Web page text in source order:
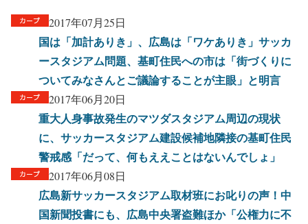
2017年07月25日
国は「加計ありき」、広島は「ワケありき」サッカ
ースタジアム問題、基町住民への市は「街づくりに
ついてみなさんとご議論することが主眼」と明言
2017年06月20日
重大人身事故発生のマツダスタジアム周辺の現状
に、サッカースタジアム建設候補地隣接の基町住民
警戒感「だって、何もええことはないんでしょ」
2017年06月08日
広島新サッカースタジアム取材班にお叱りの声！中
国新聞投書にも、広島中央署盗難ほか「公権力に不